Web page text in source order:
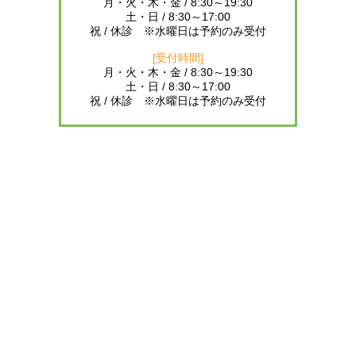
土・日 / 8:30～17:00
祝 / 休診 ※水曜日は予約のみ受付
[受付時間]
月・火・木・金 / 8:30～19:30
土・日 / 8:30～17:00
祝 / 休診 ※水曜日は予約のみ受付